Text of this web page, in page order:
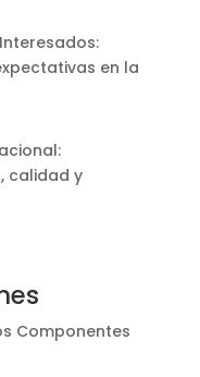
en la
calidad y
Componentes